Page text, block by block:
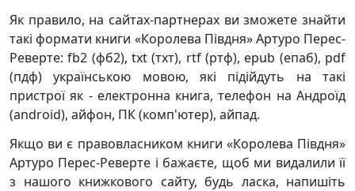
Як правило, на сайтах-партнерах ви зможете знайти
такі формати книги «Королева Півдня» Артуро Перес-
Реверте: fb2 (фб2), txt (тхт), rtf (ртф), epub (епаб), pdf
(пдф) українською мовою, які підійдуть на такі
пристрої як - електронна книга, телефон на Андроїд
(android), айфон, ПК (комп'ютер), айпад.
Якщо ви є правовласником книги «Королева Півдня»
Артуро Перес-Реверте і бажаєте, щоб ми видалили її
з нашого книжкового сайту, будь ласка, напишіть